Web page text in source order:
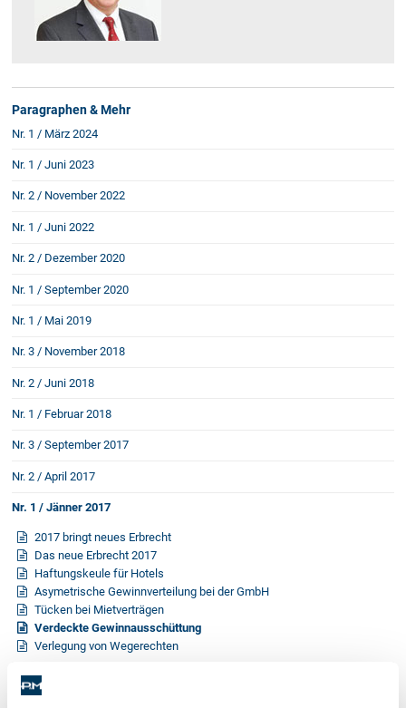
Checkliste: GmbH-Gründung
Checkliste: Gewerbeanm. durch jur.
Kontakt
Paragraphen & Mehr
Nr. 1 / März 2024
Nr. 1 / Juni 2023
Nr. 2 / November 2022
Nr. 1 / Juni 2022
Nr. 2 / Dezember 2020
Nr. 1 / September 2020
Nr. 1 / Mai 2019
Nr. 3 / November 2018
Nr. 2 / Juni 2018
Nr. 1 / Februar 2018
Nr. 3 / September 2017
Nr. 2 / April 2017
Nr. 1 / Jänner 2017
2017 bringt neues Erbrecht
Das neue Erbrecht 2017
Haftungskeule für Hotels
Asymetrische Gewinnverteilung bei der GmbH
Tücken bei Mietverträgen
Verdeckte Gewinnausschüttung
Verlegung von Wegerechten
Nr. 3 / September 2016